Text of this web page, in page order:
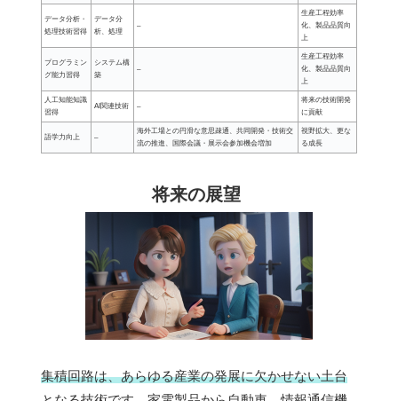
データ分析・
処理技術習得
データ分
析、処理
–
生産工程効率
化、製品品質向
上
プログラミン
グ能力習得
システム構
築
–
生産工程効率
化、製品品質向
上
人工知能知識
習得
AI関連技術 –
将来の技術開発
に貢献
語学力向上 –
海外工場との円滑な意思疎通、共同開発・技術交
流の推進、国際会議・展示会参加機会増加
視野拡大、更な
る成長
将来の展望
集積回路は、あらゆる産業の発展に欠かせない土台